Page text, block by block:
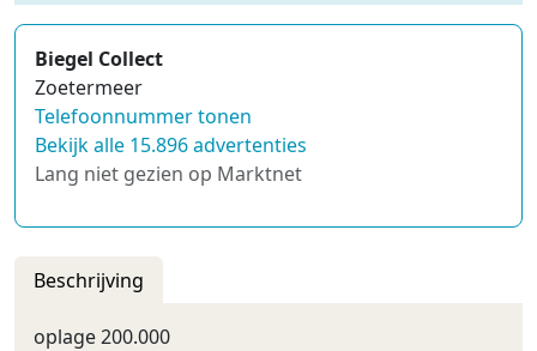
Biegel Collect
Zoetermeer
Telefoonnummer tonen
Bekijk alle 15.896 advertenties
Lang niet gezien op Marktnet
Beschrijving
oplage 200.000